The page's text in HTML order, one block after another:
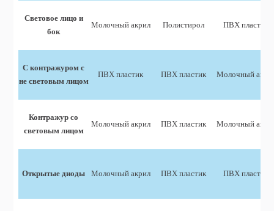
Световое лицо и
бок
Молочный акрил Полистирол ПВХ пластик
С контражуром с
не световым лицом
ПВХ пластик ПВХ пластик Молочный
Контражур со
световым лицом
Молочный акрил ПВХ пластик Молочный
Открытые диоды Молочный акрил ПВХ пластик ПВХ пластик